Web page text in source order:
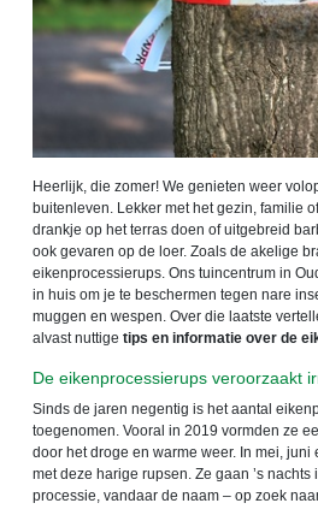
Heerlijk, die zomer! We genieten weer
buitenleven. Lekker met het gezin, familie
drankje op het terras doen of uitgebreid
ook gevaren op de loer. Zoals de akelige
eikenprocessierups. Ons tuincentrum in
in huis om je te beschermen tegen nare
muggen en wespen. Over die laatste
alvast nuttige tips en informatie over de
De eikenprocessierups veroorzaakt
Sinds de jaren negentig is het aantal
toegenomen. Vooral in 2019 vormden ze
door het droge en warme weer. In mei,
met deze harige rupsen. Ze gaan ’s
processie, vandaar de naam – op zoek